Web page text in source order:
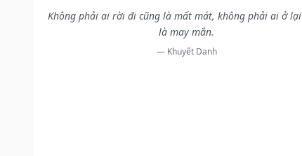
Không phải ai rời đi cũng là mất mát, không phải ai ở
là may mắn.
— Khuyết Danh